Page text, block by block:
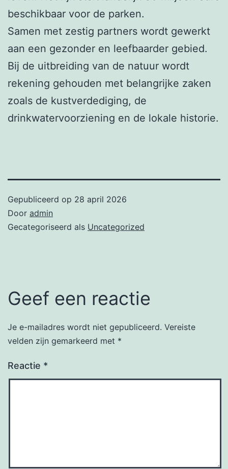
beschikbaar voor de parken.
Samen met zestig partners wordt gewerkt
aan een gezonder en leefbaarder gebied.
Bij de uitbreiding van de natuur wordt
rekening gehouden met belangrijke zaken
zoals de kustverdediging, de
drinkwatervoorziening en de lokale historie.
Gepubliceerd op 28 april 2026
Door admin
Gecategoriseerd als Uncategorized
Geef een reactie
Je e-mailadres wordt niet gepubliceerd. Vereiste
velden zijn gemarkeerd met *
Reactie *